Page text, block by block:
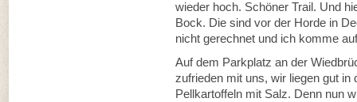
wieder hoch. Schöner Trail. Und
Bock. Die sind vor der Horde in
nicht gerechnet und ich komme
Auf dem Parkplatz an der
zufrieden mit uns, wir liegen gut
Pellkartoffeln mit Salz. Denn nun